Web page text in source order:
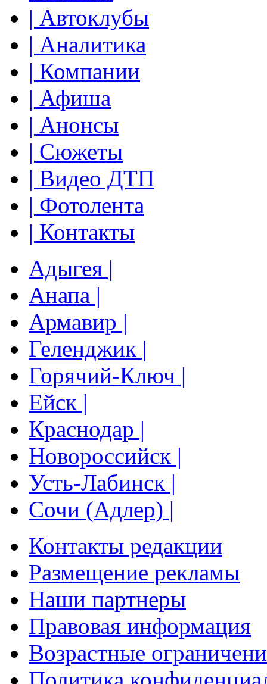
| Автоклубы
| Аналитика
| Компании
| Афиша
| Анонсы
| Сюжеты
| Видео ДТП
| Фотолента
| Контакты
Адыгея |
Анапа |
Армавир |
Геленджик |
Горячий-Ключ |
Ейск |
Краснодар |
Новороссийск |
Усть-Лабинск |
Сочи (Адлер) |
Контакты редакции
Размещение рекламы
Наши партнеры
Правовая информация
Возрастные